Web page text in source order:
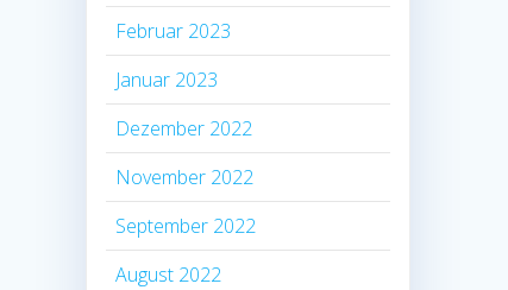
Februar 2023
Januar 2023
Dezember 2022
November 2022
September 2022
August 2022